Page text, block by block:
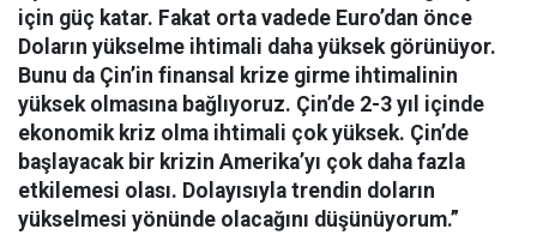
için güç katar. Fakat orta vadede Euro’dan önce
Doların yükselme ihtimali daha yüksek görünüyor.
Bunu da Çin’in finansal krize girme ihtimalinin
yüksek olmasına bağlıyoruz. Çin’de 2-3 yıl içinde
ekonomik kriz olma ihtimali çok yüksek. Çin’de
başlayacak bir krizin Amerika’yı çok daha fazla
etkilemesi olası. Dolayısıyla trendin doların
yükselmesi yönünde olacağını düşünüyorum.”